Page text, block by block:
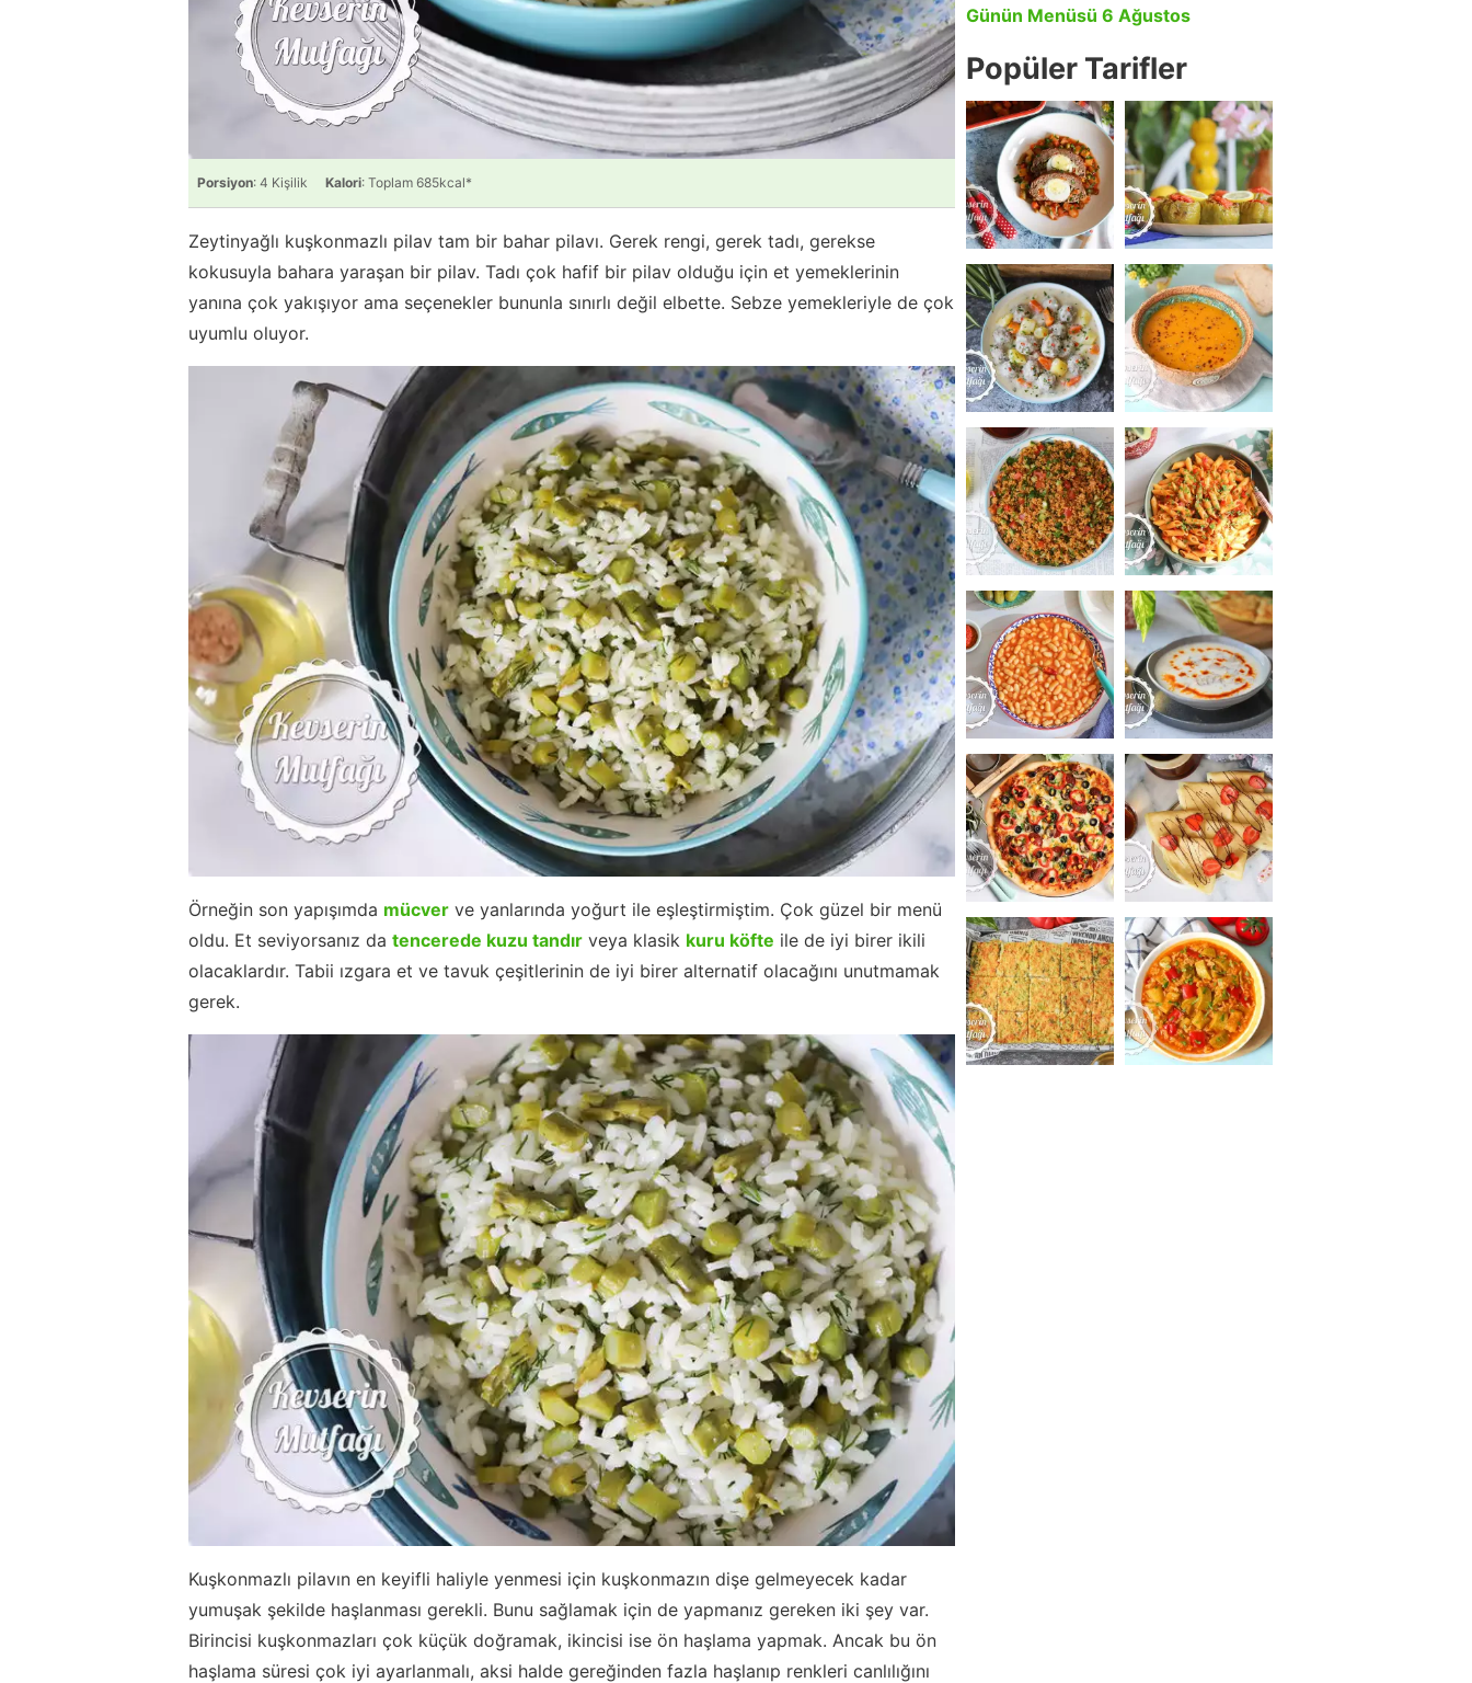
Porsiyon: 4 Kişilik Kalori: Toplam 685kcal*
Zeytinyağlı kuşkonmazlı pilav tam bir bahar pilavı. Gerek rengi, gerek tadı, gerekse
kokusuyla bahara yaraşan bir pilav. Tadı çok hafif bir pilav olduğu için et yemeklerinin
yanına çok yakışıyor ama seçenekler bununla sınırlı değil elbette. Sebze yemekleriyle de çok
uyumlu oluyor.
Örneğin son yapışımda mücver ve yanlarında yoğurt ile eşleştirmiştim. Çok güzel bir menü
oldu. Et seviyorsanız da tencerede kuzu tandır veya klasik kuru köfte ile de iyi birer ikili
olacaklardır. Tabii ızgara et ve tavuk çeşitlerinin de iyi birer alternatif olacağını unutmamak
gerek.
Kuşkonmazlı pilavın en keyifli haliyle yenmesi için kuşkonmazın dişe gelmeyecek kadar
yumuşak şekilde haşlanması gerekli. Bunu sağlamak için de yapmanız gereken iki şey var.
Birincisi kuşkonmazları çok küçük doğramak, ikincisi ise ön haşlama yapmak. Ancak bu ön
haşlama süresi çok iyi ayarlanmalı, aksi halde gereğinden fazla haşlanıp renkleri canlılığını
Günün Menüsü 6 Ağustos
Popüler Tarifler